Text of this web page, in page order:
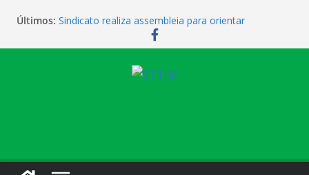
Últimos: Sindicato realiza assembleia para orientar
cobradores sobre novas possibilidades de
qualificação e recolocação profissional
Sindicato promove encontro para orientar
cobradores sobre qualificação e recolocação